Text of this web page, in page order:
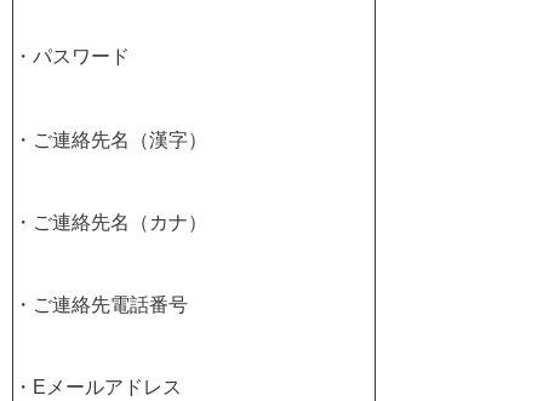
・パスワード
・ご連絡先名（漢字）
・ご連絡先名（カナ）
・ご連絡先電話番号
・Eメールアドレス